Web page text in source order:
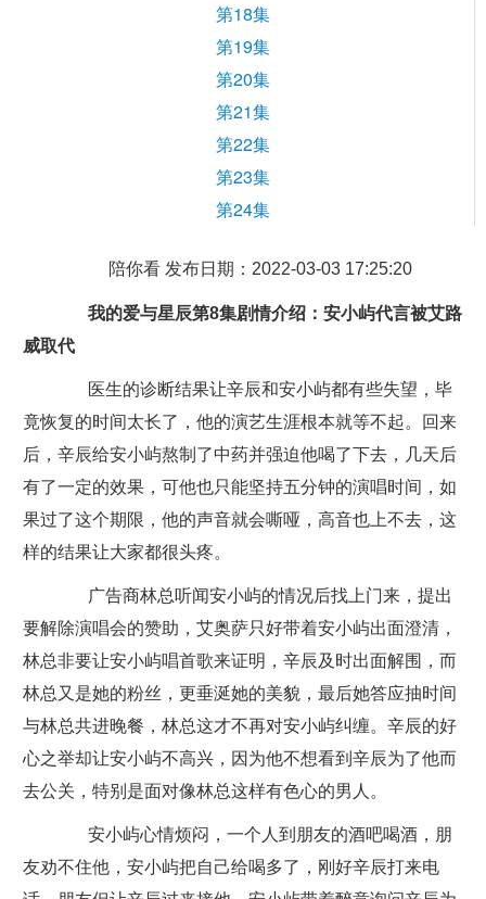
第18集
第19集
第20集
第21集
第22集
第23集
第24集
陪你看 发布日期：2022-03-03 17:25:20
我的爱与星辰第8集剧情介绍：安小屿代言被艾路
威取代
医生的诊断结果让辛辰和安小屿都有些失望，毕
竟恢复的时间太长了，他的演艺生涯根本就等不起。回来
后，辛辰给安小屿熬制了中药并强迫他喝了下去，几天后
有了一定的效果，可他也只能坚持五分钟的演唱时间，如
果过了这个期限，他的声音就会嘶哑，高音也上不去，这
样的结果让大家都很头疼。
广告商林总听闻安小屿的情况后找上门来，提出
要解除演唱会的赞助，艾奥萨只好带着安小屿出面澄清，
林总非要让安小屿唱首歌来证明，辛辰及时出面解围，而
林总又是她的粉丝，更垂涎她的美貌，最后她答应抽时间
与林总共进晚餐，林总这才不再对安小屿纠缠。辛辰的好
心之举却让安小屿不高兴，因为他不想看到辛辰为了他而
去公关，特别是面对像林总这样有色心的男人。
安小屿心情烦闷，一个人到朋友的酒吧喝酒，朋
友劝不住他，安小屿把自己给喝多了，刚好辛辰打来电